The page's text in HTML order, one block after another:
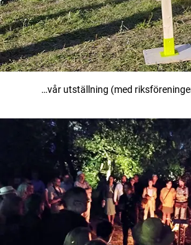
…vår utställning (med